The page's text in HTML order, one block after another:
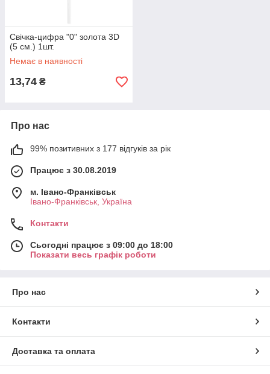
Свічка-цифра "0" золота 3D
(5 см.) 1шт.
Немає в наявності
13,74 ₴
Про нас
99% позитивних з 177 відгуків за рік
Працює з 30.08.2019
м. Івано-Франківськ
Івано-Франківськ, Україна
Контакти
Сьогодні працює з 09:00 до 18:00
Показати весь графік роботи
Про нас
Контакти
Доставка та оплата